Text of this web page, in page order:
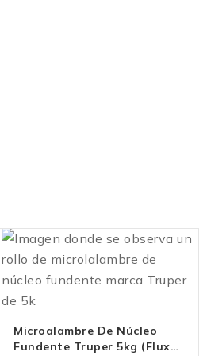
Microalambre De Núcleo
Fundente Truper 5kg (Flux